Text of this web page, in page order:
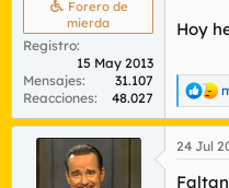
Forero de
mierda
Registro
15 May 2013
Mensajes
31.107
Reacciones
48.027
Hoy
R
e
a
c
i
24 Jul